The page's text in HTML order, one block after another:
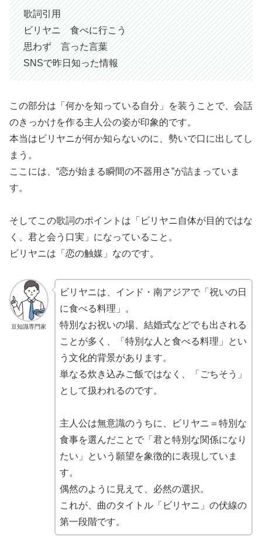
歌詞引用
ビリヤニ 食べに行こう
思わず 言った言葉
SNSで昨日知った情報
この部分は「何かを知っている自分」を装うことで、会話
のきっかけを作る主人公の姿が印象的です。
本当はビリヤニが何か知らないのに、勢いで口に出してし
まう。
ここには、“恋が始まる瞬間の不器用さ”が詰まっていま
す。
そしてこの歌詞のポイントは「ビリヤニ自体が目的ではな
く、君と会う口実」になっていること。
ビリヤニは「恋の触媒」なのです。
豆知識専門家
ビリヤニは、インド・南アジアで「祝いの日
に食べる料理」。
特別なお祝いの場、結婚式などでも出される
ことが多く、「特別な人と食べる料理」とい
う文化的背景があります。
単なる炊き込みご飯ではなく、「ごちそう」
として扱われるのです。
主人公は無意識のうちに、ビリヤニ＝特別な
食事を選んだことで「君と特別な関係になり
たい」という願望を象徴的に表現していま
す。
偶然のように見えて、必然の選択。
これが、曲のタイトル「ビリヤニ」の伏線の
第一段階です。